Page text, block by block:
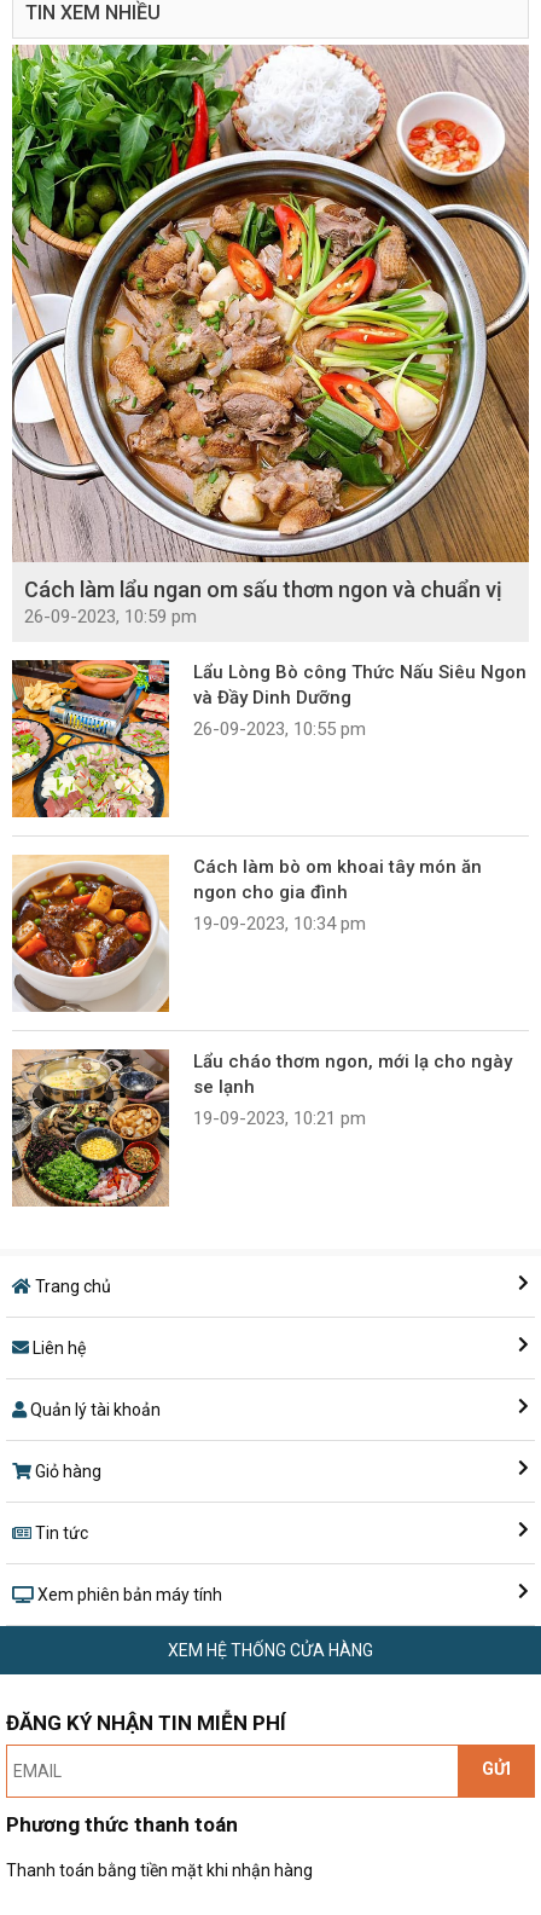
TIN XEM NHIỀU
Cách làm lẩu ngan om sấu thơm ngon và chuẩn vị
26-09-2023, 10:59 pm
Lẩu Lòng Bò công Thức Nấu Siêu Ngon
và Đầy Dinh Dưỡng
26-09-2023, 10:55 pm
Cách làm bò om khoai tây món ăn
ngon cho gia đình
19-09-2023, 10:34 pm
Lẩu cháo thơm ngon, mới lạ cho ngày
se lạnh
19-09-2023, 10:21 pm
Trang chủ
Liên hệ
Quản lý tài khoản
Giỏ hàng
Tin tức
Xem phiên bản máy tính
XEM HỆ THỐNG CỬA HÀNG
ĐĂNG KÝ NHẬN TIN MIỄN PHÍ
GỬI
Phương thức thanh toán
Thanh toán bằng tiền mặt khi nhận hàng